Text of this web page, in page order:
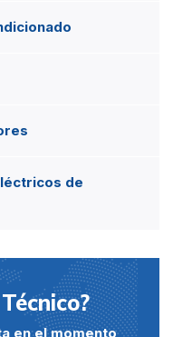
de
en el momento